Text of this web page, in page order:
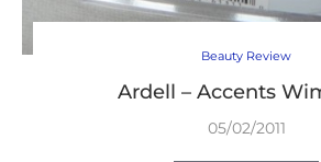
Beauty Review
Ardell – Accents
05/02/2011